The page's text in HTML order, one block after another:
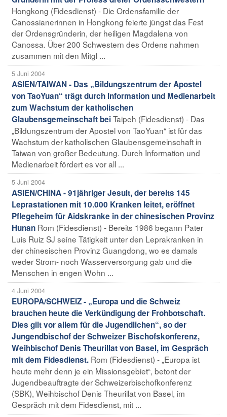
Hongkong (Fidesdienst) - Die Ordensfamilie der
Canossianerinnen in Hongkong feierte jüngst das Fest
der Ordensgründerin, der heiligen Magdalena von
Canossa. Über 200 Schwestern des Ordens nahmen
zusammen mit den Mitgl ...
5 Juni 2004
ASIEN/TAIWAN - Das „Bildungszentrum der Apostel
von TaoYuan“ trägt durch Information und Medienarbeit
zum Wachstum der katholischen
Glaubensgemeinschaft beiTaipeh (Fidesdienst) - Das
„Bildungszentrum der Apostel von TaoYuan“ ist für das
Wachstum der katholischen Glaubensgemeinschaft in
Taiwan von großer Bedeutung. Durch Information und
Medienarbeit fördert es vor all ...
5 Juni 2004
ASIEN/CHINA - 91jähriger Jesuit, der bereits 145
Leprastationen mit 10.000 Kranken leitet, eröffnet
Pflegeheim für Aidskranke in der chinesischen Provinz
Hunan Rom (Fidesdienst) - Bereits 1986 begann Pater
Luis Ruiz SJ seine Tätigkeit unter den Leprakranken in
der chinesischen Provinz Guangdong, wo es damals
weder Strom- noch Wasserversorgung gab und die
Menschen in engen Wohn ...
4 Juni 2004
EUROPA/SCHWEIZ - „Europa und die Schweiz
brauchen heute die Verkündigung der Frohbotschaft.
Dies gilt vor allem für die Jugendlichen“, so der
Jungendbischof der Schweizer Bischofskonferenz,
Weihbischof Denis Theurillat von Basel, im Gespräch
mit dem Fidesdienst. Rom (Fidesdienst) - „Europa ist
heute mehr denn je ein Missionsgebiet“, betont der
Jugendbeauftragte der Schweizerbischofkonferenz
(SBK), Weihbischof Denis Theurillat von Basel, im
Gespräch mit dem Fidesdienst, mit ...